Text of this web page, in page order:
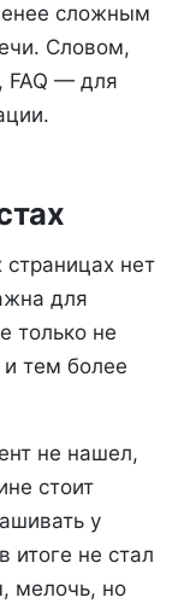
сложным
Словом,
FAQ — для
страницах нет
для
только не
и тем более
не нашел,
стоит
у
итоге не стал
мелочь, но